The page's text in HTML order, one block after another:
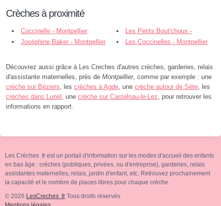
Crèches à proximité
Coccinelle - Montpellier
Les Petits Bout'choux -
Montpellier
Joséphine Baker - Montpellier Les Coccinelles - Montpellier
Découvrez aussi grâce à Les Creches d'autres crèches, garderies, relais
d'assistante maternelles, près de Montpellier, comme par exemple : une
crèche sur Béziers, les crèches à Agde, une crèche autour de Sète, les
crèches dans Lunel , une crèche sur Castelnau-le-Lez, pour retrouver les
informations en rapport.
Les Crèches .fr est un portail d'information sur les modes d'accueil des enfants
en bas âge : crèches (publiques, privées, ou d'entreprise), garderies, relais
assistantes maternelles, relais, jardin d'enfant, etc. Retrouvez prochainement
la capacité et le nombre de places libres pour chaque crèche.
© 2026 LesCreches .fr Tous droits réservés